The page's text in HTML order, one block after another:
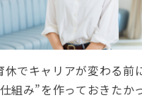
休でキャリアが変わる前
組み”を作っておきたか